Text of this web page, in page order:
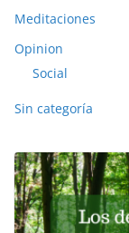
Meditaciones
Opinion
Social
Sin categoría